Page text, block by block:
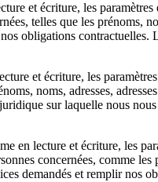
et écriture, les
telles que les prénoms,
obligations contractuelles.
et écriture, les
noms, adresses,
sur laquelle nous
en lecture et écriture, les
concernées, comme
demandés et remplir nos